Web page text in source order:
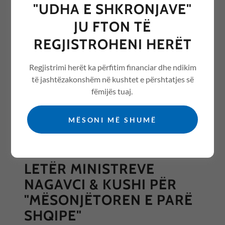
REVISTA "UDHA E
SHKRONJAVE" ME ARTIKUJ
NGA ARSIMI /EDUCATION
All Posts
LETËR MINISTREVE
NAGAVCI & KUSHI PËR
"MËSONJËTOREN E PARË
SHQIPE"
"UDHA E SHKRONJAVE"
JU FTON TË
REGJISTROHENI HERËT
Regjistrimi herët ka përfitim financiar dhe ndikim
të jashtëzakonshëm në kushtet e përshtatjes së
fëmijës tuaj.
MËSONI MË SHUMË